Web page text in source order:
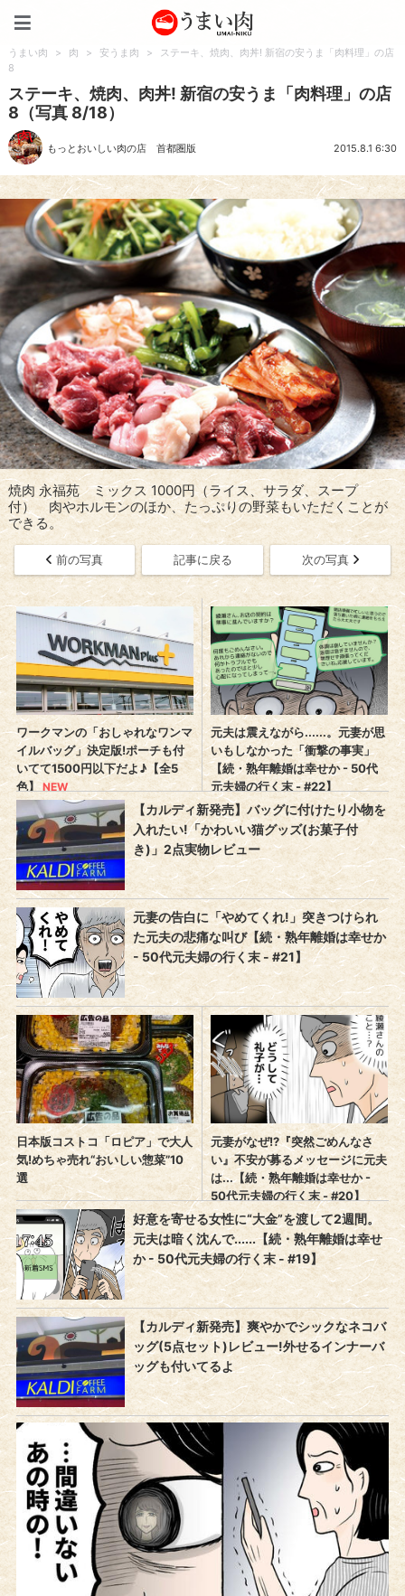
うまい肉 > 肉 > 安うま肉 >
ステーキ、焼肉、肉丼! 新宿の安うま「肉料理」の店
8
ステーキ、焼肉、肉丼! 新宿の安うま「肉料理」の店
8（写真 8/18）
もっとおいしい肉の店 首都圏版 2015.8.1 6:30
焼肉 永福苑 ミックス 1000円（ライス、サラダ、スープ
付） 肉やホルモンのほか、たっぷりの野菜もいただくことが
できる。
前の写真 記事に戻る 次の写真